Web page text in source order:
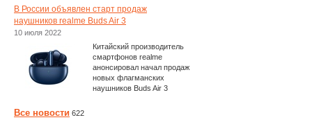
В России объявлен старт продаж
наушников realme Buds Air 3
10 июля 2022
Китайский производитель
смартфонов realme
анонсировал начал продаж
новых флагманских
наушников Buds Air 3
Все новости 622